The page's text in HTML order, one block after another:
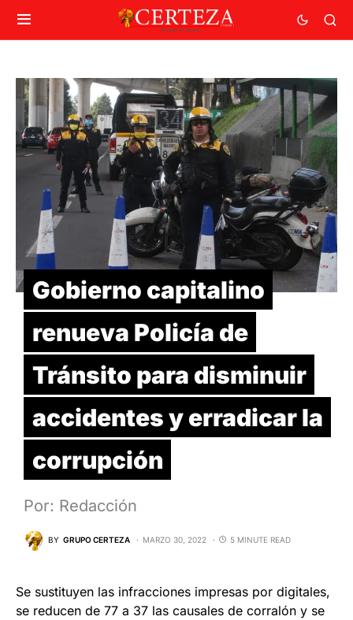
Gobierno capitalino
renueva Policía de
Tránsito para disminuir
accidentes y erradicar la
corrupción
Por: Redacción
BY GRUPO CERTEZA MARZO 30, 2022 5 MINUTE READ
Se sustituyen las infracciones impresas por digitales,
se reducen de 77 a 37 las causales de corralón y se